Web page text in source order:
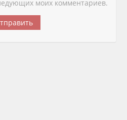
моих комментариев.